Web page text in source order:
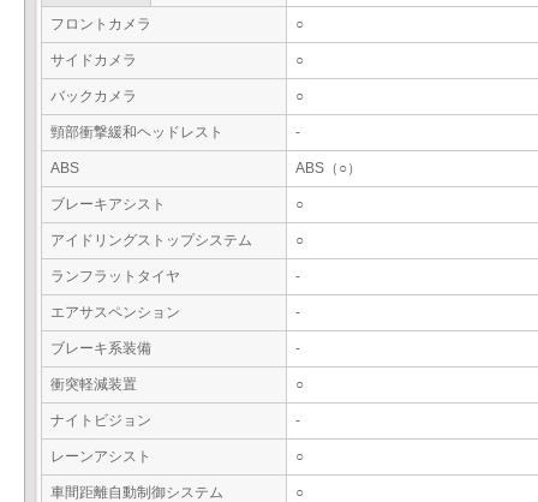
フロントカメラ ○
サイドカメラ ○
バックカメラ ○
頸部衝撃緩和ヘッドレスト -
ABS ABS（○）
ブレーキアシスト ○
アイドリングストップシステム ○
ランフラットタイヤ -
エアサスペンション -
ブレーキ系装備 -
衝突軽減装置 ○
ナイトビジョン -
レーンアシスト ○
車間距離自動制御システム ○